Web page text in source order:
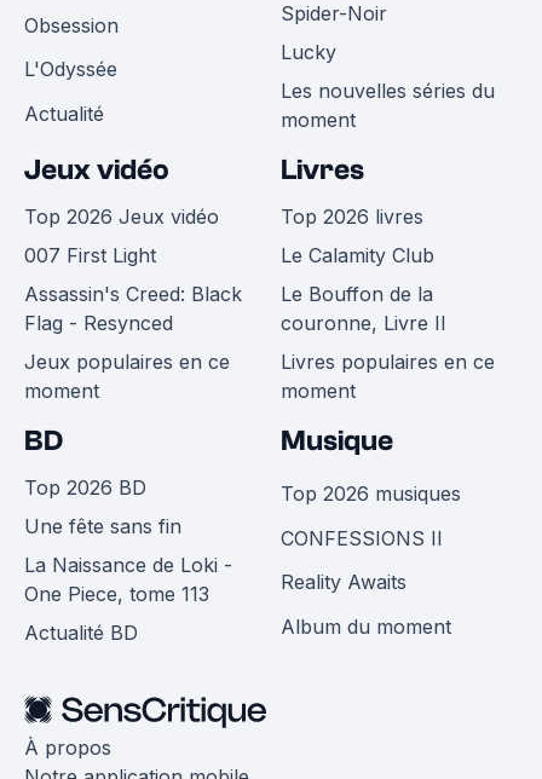
Obsession
L'Odyssée
Actualité
Spider-Noir
Lucky
Les nouvelles séries du
moment
Jeux vidéo
Top 2026 Jeux vidéo
007 First Light
Assassin's Creed: Black
Flag - Resynced
Jeux populaires en ce
moment
Livres
Top 2026 livres
Le Calamity Club
Le Bouffon de la
couronne, Livre II
Livres populaires en ce
moment
BD
Top 2026 BD
Une fête sans fin
La Naissance de Loki -
One Piece, tome 113
Actualité BD
Musique
Top 2026 musiques
CONFESSIONS II
Reality Awaits
Album du moment
À propos